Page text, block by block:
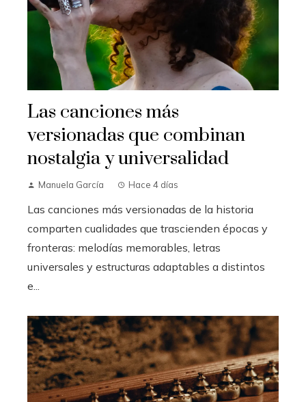
Las canciones más
versionadas que combinan
nostalgia y universalidad
Manuela García Hace 4 días
Las canciones más versionadas de la historia
comparten cualidades que trascienden épocas y
fronteras: melodías memorables, letras
universales y estructuras adaptables a distintos
e...